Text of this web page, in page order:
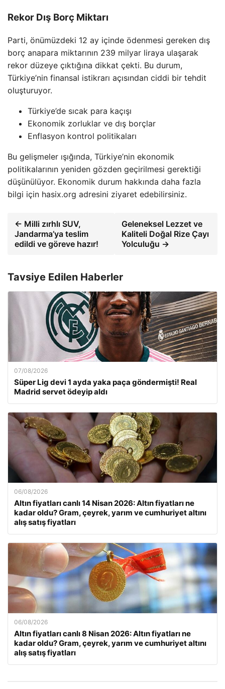
Rekor Dış Borç Miktarı
Parti, önümüzdeki 12 ay içinde ödenmesi gereken dış
borç anapara miktarının 239 milyar liraya ulaşarak
rekor düzeye çıktığına dikkat çekti. Bu durum,
Türkiye’nin finansal istikrarı açısından ciddi bir tehdit
oluşturuyor.
Türkiye’de sıcak para kaçışı
Ekonomik zorluklar ve dış borçlar
Enflasyon kontrol politikaları
Bu gelişmeler ışığında, Türkiye’nin ekonomik
politikalarının yeniden gözden geçirilmesi gerektiği
düşünülüyor. Ekonomik durum hakkında daha fazla
bilgi için hasix.org adresini ziyaret edebilirsiniz.
← Milli zırhlı SUV,
Jandarma’ya teslim
edildi ve göreve hazır!
Geleneksel Lezzet ve
Kaliteli Doğal Rize Çayı
Yolculuğu →
Tavsiye Edilen Haberler
07/08/2026
Süper Lig devi 1 ayda yaka paça göndermişti! Real
Madrid servet ödeyip aldı
06/08/2026
Altın fiyatları canlı 14 Nisan 2026: Altın fiyatları ne
kadar oldu? Gram, çeyrek, yarım ve cumhuriyet altını
alış satış fiyatları
06/08/2026
Altın fiyatları canlı 8 Nisan 2026: Altın fiyatları ne
kadar oldu? Gram, çeyrek, yarım ve cumhuriyet altını
alış satış fiyatları